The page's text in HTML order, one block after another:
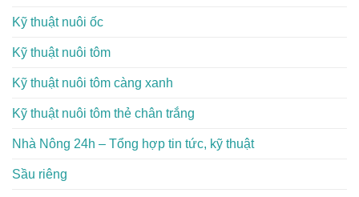
Kỹ thuật nuôi ốc
Kỹ thuật nuôi tôm
Kỹ thuật nuôi tôm càng xanh
Kỹ thuật nuôi tôm thẻ chân trắng
Nhà Nông 24h – Tổng hợp tin tức, kỹ thuật
Sầu riêng